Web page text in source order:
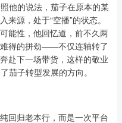
他的说法，茄子在原本的某
源，处于“空播”的状态。
能性，他回忆道，前不久两
得的拼劲——不仅连轴转了
赴下一场带货，这样的敬业
茄子转型发展的方向。
回归老本行，而是一次平台